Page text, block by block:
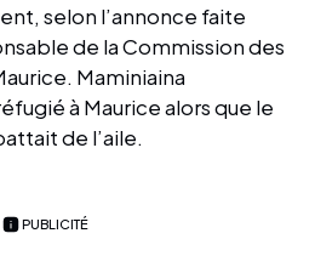
selon l’annonce faite
de la Commission des
Maminiaina
à Maurice alors que le
de l’aile.
PUBLICITÉ